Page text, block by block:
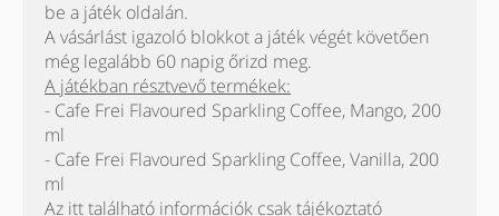
be a játék oldalán.
A vásárlást igazoló blokkot a játék végét követően
még legalább 60 napig őrizd meg.
A játékban résztvevő termékek:
- Cafe Frei Flavoured Sparkling Coffee, Mango, 200
ml
- Cafe Frei Flavoured Sparkling Coffee, Vanilla, 200
ml
Az itt található információk csak tájékoztató